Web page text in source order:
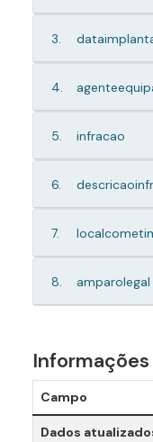
3.
4.
5. infracao
6.
7.
8. amparolegal
Campo
Dados